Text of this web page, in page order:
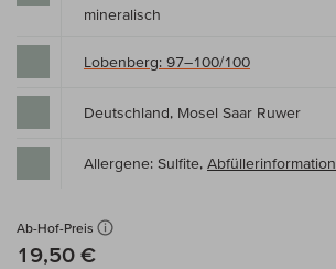
mineralisch
Lobenberg: 97–100/100
Deutschland, Mosel Saar Ruwer
Allergene: Sulfite, Abfüllerinformation
Ab-Hof-Preis
19,50 €